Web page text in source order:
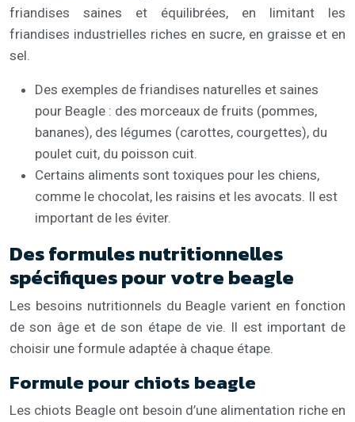
friandises saines et équilibrées, en limitant les
friandises industrielles riches en sucre, en graisse et en
sel.
Des exemples de friandises naturelles et saines
pour Beagle : des morceaux de fruits (pommes,
bananes), des légumes (carottes, courgettes), du
poulet cuit, du poisson cuit.
Certains aliments sont toxiques pour les chiens,
comme le chocolat, les raisins et les avocats. Il est
important de les éviter.
Des formules nutritionnelles
spécifiques pour votre beagle
Les besoins nutritionnels du Beagle varient en fonction
de son âge et de son étape de vie. Il est important de
choisir une formule adaptée à chaque étape.
Formule pour chiots beagle
Les chiots Beagle ont besoin d’une alimentation riche en